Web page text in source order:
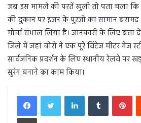
जब इस मामले की परतें खुलीं तो पता चला
की दुकान पर इंजन के पुरजों का सामान
मोर्चा संभाल लिया है। जानकारी के लिए बता
जिले में जहां चोरों ने एक पूरे विंटेज मीटर गेज
सार्वजनिक प्रदर्शन के लिए स्थानीय रेलवे पर
सुरंग बनाने का काम किया।
LinkedInTumblr
Print